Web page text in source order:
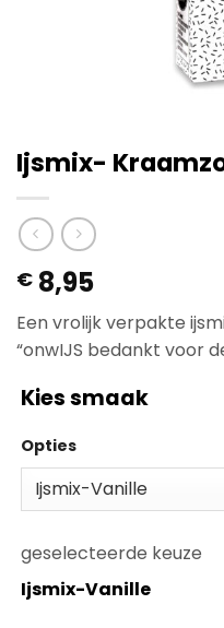
Ijsmix-
€ 8,95
Een vrolijk verpakte
“onwIJS bedankt voor
Kies smaak
Opties
geselecteerde keuze
Ijsmix-Vanille